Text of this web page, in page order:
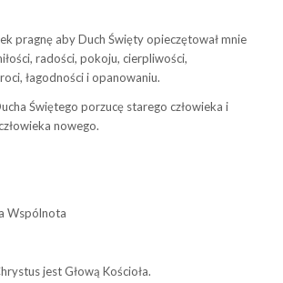
pragnę aby Duch Święty opieczętował mnie
radości, pokoju, cierpliwości,
łagodności i opanowaniu.
Świętego porzucę starego człowieka i
nowego.
Wspólnota
jest Głową Kościoła.